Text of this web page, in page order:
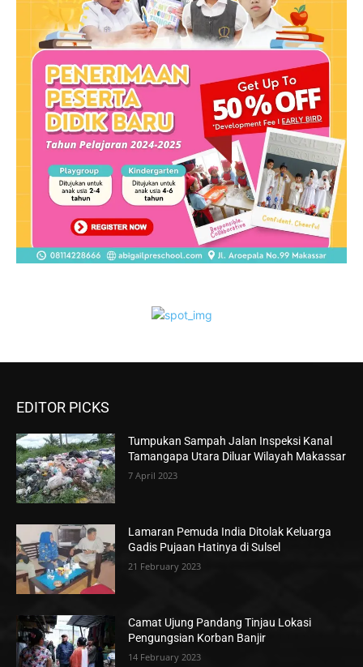
EDITOR PICKS
Tumpukan Sampah Jalan Inspeksi Kanal
Tamangapa Utara Diluar Wilayah Makassar
7 April 2023
Lamaran Pemuda India Ditolak Keluarga
Gadis Pujaan Hatinya di Sulsel
21 February 2023
Camat Ujung Pandang Tinjau Lokasi
Pengungsian Korban Banjir
14 February 2023